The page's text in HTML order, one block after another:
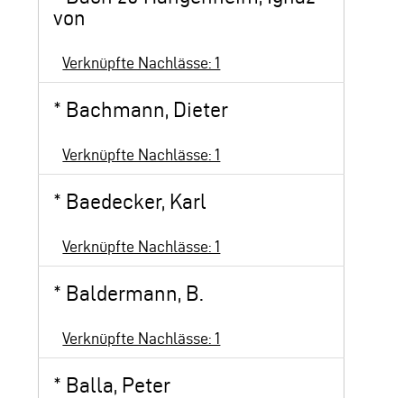
von
Verknüpfte Nachlässe: 1
* Bachmann, Dieter
Verknüpfte Nachlässe: 1
* Baedecker, Karl
Verknüpfte Nachlässe: 1
* Baldermann, B.
Verknüpfte Nachlässe: 1
* Balla, Peter